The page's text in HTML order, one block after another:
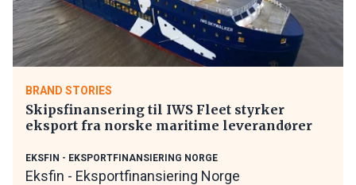
BRAND STORIES
Skipsfinansering til IWS Fleet styrker
eksport fra norske maritime leverandører
EKSFIN - EKSPORTFINANSIERING NORGE
Eksfin - Eksportfinansiering Norge